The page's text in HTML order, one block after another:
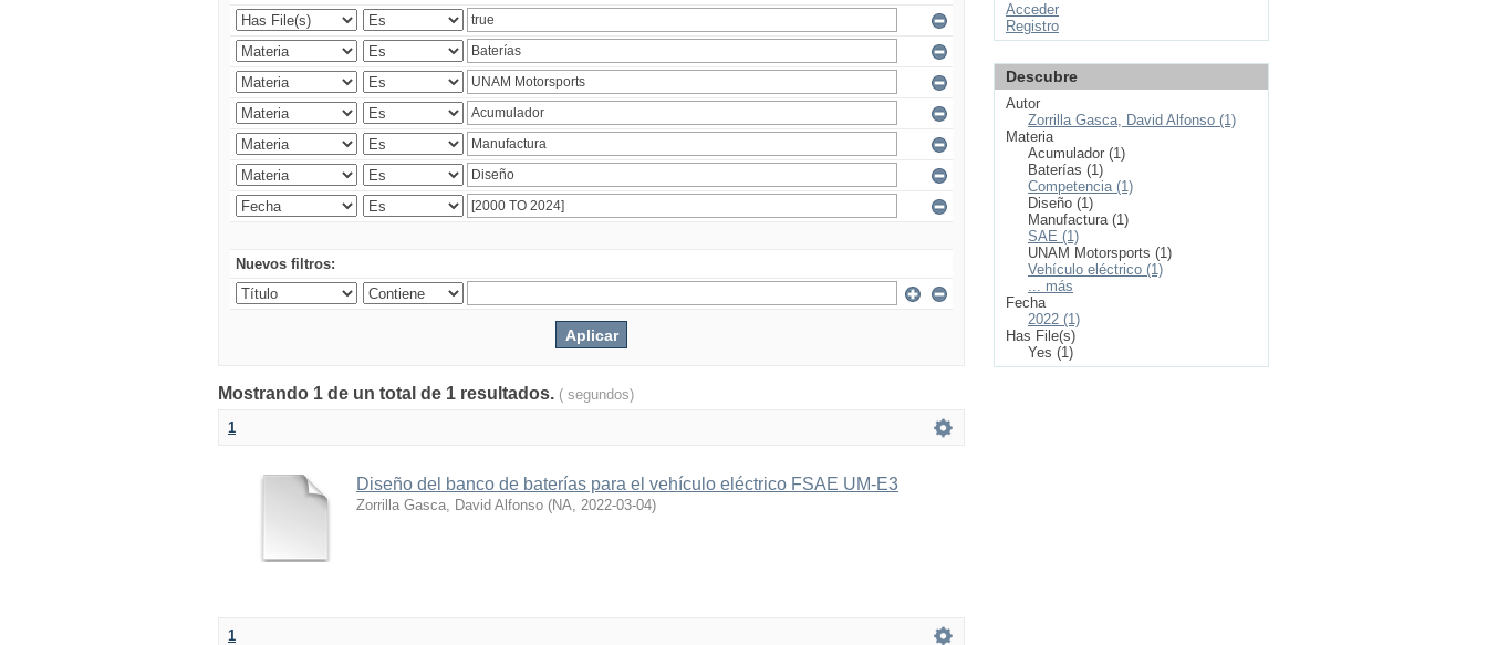
Nuevos filtros:
Mostrando 1 de un total de 1 resultados. ( segundos)
1
Diseño del banco de baterías para el vehículo eléctrico FSAE UM-E3
Zorrilla Gasca, David Alfonso (NA, 2022-03-04)
1
Acceder
Registro
Descubre
Autor
Zorrilla Gasca, David Alfonso (1)
Materia
Acumulador (1)
Baterías (1)
Competencia (1)
Diseño (1)
Manufactura (1)
SAE (1)
UNAM Motorsports (1)
Vehículo eléctrico (1)
... más
Fecha
2022 (1)
Has File(s)
Yes (1)